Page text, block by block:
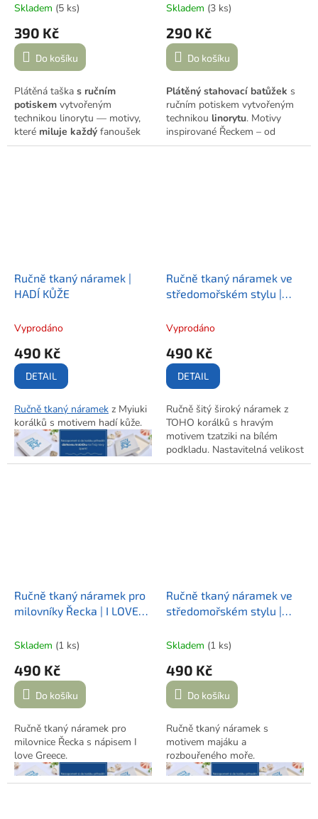
Skladem (5 ks)
390 Kč
Do košíku
Plátěná taška s ručním
potiskem vytvořeným
technikou linorytu — motivy,
které miluje každý fanoušek
Řecka. Pečlivě potištěno
Skladem (3 ks)
290 Kč
Do košíku
Plátěný stahovací batůžek s
ručním potiskem vytvořeným
technikou linorytu. Motivy
inspirované Řeckem – od
rybiček až po nápis kalimera v
Ručně tkaný náramek |
HADÍ KŮŽE
Vyprodáno
490 Kč
DETAIL
Ručně tkaný náramek z Myiuki
korálků s motivem hadí kůže.
Ručně tkaný náramek ve
středomořském stylu |
Vyprodáno
490 Kč
DETAIL
Ručně šitý široký náramek z
TOHO korálků s hravým
motivem tzatziki na bílém
podkladu. Nastavitelná velikost
díky prodlužovacímu řetízku,
Ručně tkaný náramek pro
milovníky Řecka | I LOVE
Skladem (1 ks)
490 Kč
Do košíku
Ručně tkaný náramek pro
milovnice Řecka s nápisem I
love Greece.
Ručně tkaný náramek ve
středomořském stylu |
Skladem (1 ks)
490 Kč
Do košíku
Ručně tkaný náramek s
motivem majáku a
rozbouřeného moře.